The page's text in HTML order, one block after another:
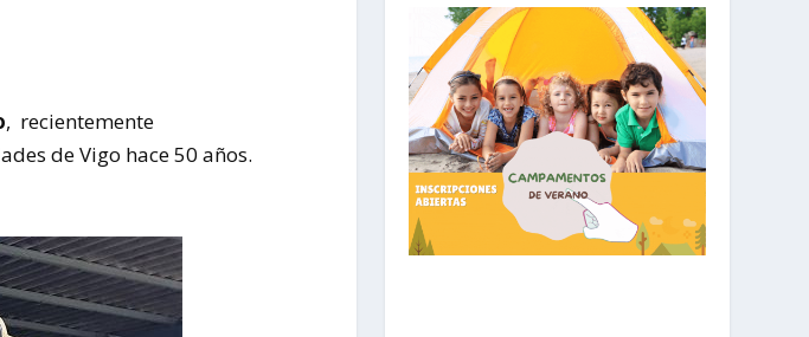
, recientemente
de Vigo hace 50 años.